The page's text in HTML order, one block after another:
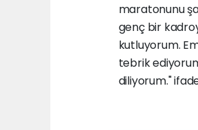
maratonunu
genç bir
kutluyorum.
tebrik
diliyorum."